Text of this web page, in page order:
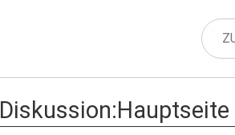
Diskussion:Hauptseite